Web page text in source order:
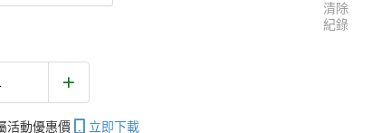
活動優惠價 立即下載
清除
紀錄